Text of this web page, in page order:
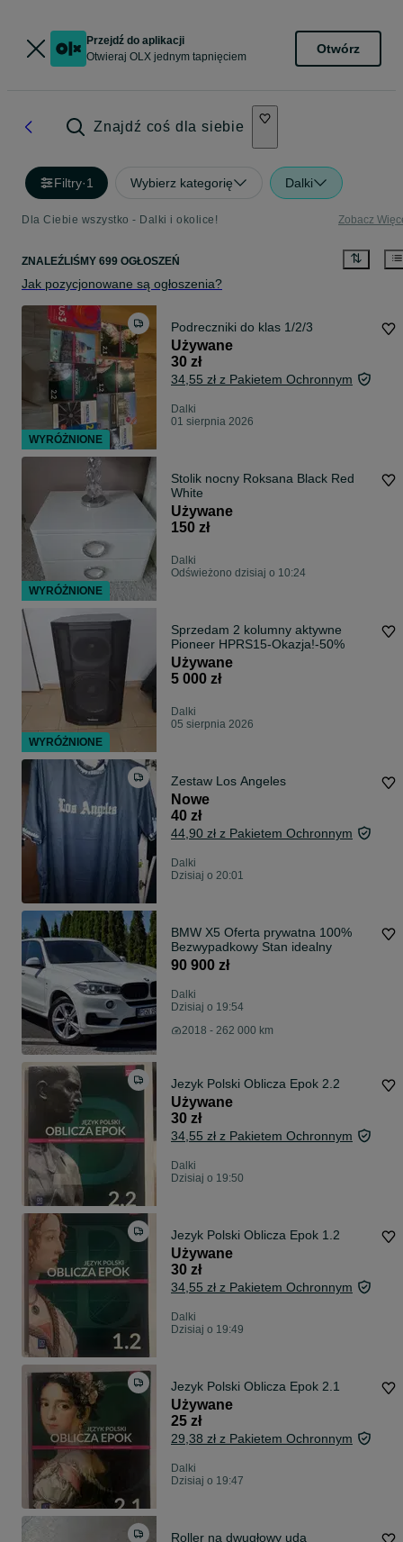
Przejdź do aplikacji
Otwieraj OLX jednym tapnięciem
Otwórz
Znajdź coś dla siebie
Filtry·1 Wybierz kategorię Dalki
Dla Ciebie wszystko - Dalki i okolice! Zobacz
ZNALEŹLIŚMY 699 OGŁOSZEŃ
Jak pozycjonowane są ogłoszenia?
Podreczniki do klas 1/2/3
Używane
30 zł
34,55 zł z Pakietem Ochronnym
Dalki
01 sierpnia 2026
Stolik nocny Roksana Black Red
White
Używane
150 zł
Dalki
Odświeżono dzisiaj o 10:24
Sprzedam 2 kolumny aktywne
Pioneer HPRS15-Okazja!-50%
Używane
5 000 zł
Dalki
05 sierpnia 2026
Zestaw Los Angeles
Nowe
40 zł
44,90 zł z Pakietem Ochronnym
Dalki
Dzisiaj o 20:01
BMW X5 Oferta prywatna 100%
Bezwypadkowy Stan idealny
90 900 zł
Dalki
Dzisiaj o 19:54
2018 - 262 000 km
Jezyk Polski Oblicza Epok 2.2
Używane
30 zł
34,55 zł z Pakietem Ochronnym
Dalki
Dzisiaj o 19:50
Jezyk Polski Oblicza Epok 1.2
Używane
30 zł
34,55 zł z Pakietem Ochronnym
Dalki
Dzisiaj o 19:49
Jezyk Polski Oblicza Epok 2.1
Używane
25 zł
29,38 zł z Pakietem Ochronnym
Dalki
Dzisiaj o 19:47
Roller na dwugłowy uda
WYRÓŻNIONE
WYRÓŻNIONE
WYRÓŻNIONE